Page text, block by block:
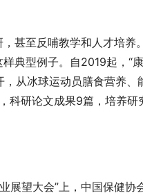
甚至反哺教学和人才培养
典型例子。自2019起，“
，从冰球运动员膳食营养、
科研论文成果9篇，培养研
展望大会”上，中国保健协